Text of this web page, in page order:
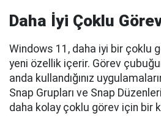
Daha İyi Çoklu
Windows 11, daha iyi bir çoklu
yeni özellik içerir. Görev
anda kullandığınız
Snap Grupları ve Snap
daha kolay çoklu görev için bir